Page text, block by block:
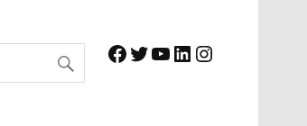
Facebook
Twitter
YouTube
LinkedIn
Instagram